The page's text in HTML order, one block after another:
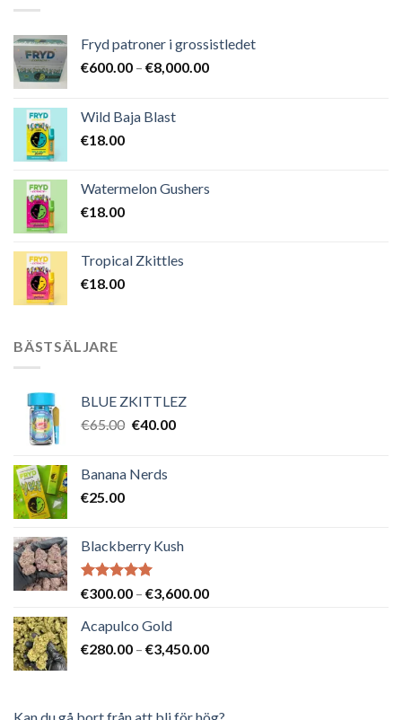
Fryd patroner i grossistledet
€600.00 – €8,000.00Prisintervall:
Wild Baja Blast
€18.00
Watermelon Gushers
€18.00
Tropical Zkittles
€18.00
BÄSTSÄLJARE
BLUE ZKITTLEZ
€65.00 Det
var:
€40.00Det
Banana Nerds
€25.00
Blackberry Kush
Betygsatt
€300.00 – €3,600.00Prisintervall:
€3,600.00
Acapulco Gold
€280.00 – €3,450.00Prisintervall: